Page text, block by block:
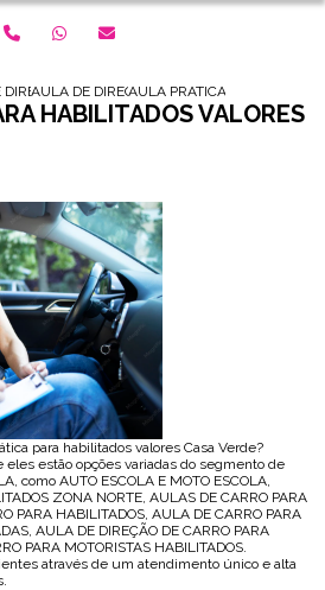
PARA HABILITADOS
AULA DE DIRECAO PARA HABILITADOS
AULA PRATICA PARA
HABILITADOS VALORES
para habilitados valores Casa Verde?
eles estão opções variadas do segmento de
como AUTO ESCOLA E MOTO ESCOLA,
ZONA NORTE, AULAS DE CARRO PARA
PARA HABILITADOS, AULA DE CARRO PARA
AULA DE DIREÇÃO DE CARRO PARA
PARA MOTORISTAS HABILITADOS.
através de um atendimento único e alta